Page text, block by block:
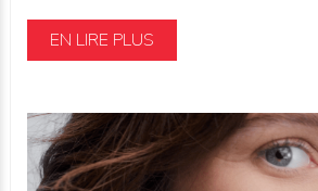
EN LIRE PLUS